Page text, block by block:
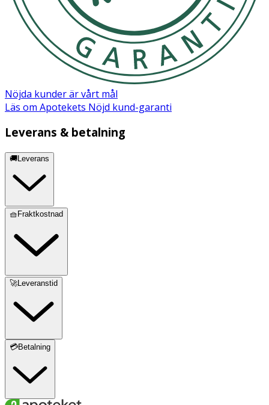
Nöjda kunder är vårt mål
Läs om Apotekets Nöjd kund-garanti
Leverans & betalning
🚚Leverans
🧺Fraktkostnad
🚀Leveranstid
💳Betalning